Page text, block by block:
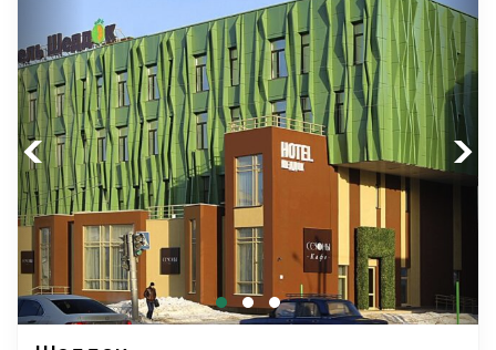
Previous Next